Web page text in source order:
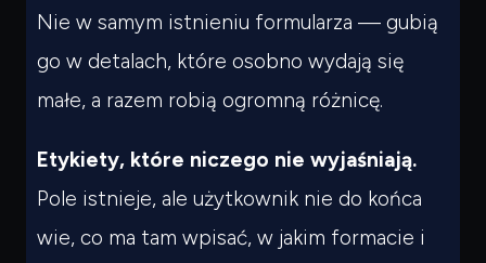
Nie w samym istnieniu formularza — gubią
go w detalach, które osobno wydają się
małe, a razem robią ogromną różnicę.
Etykiety, które niczego nie wyjaśniają.
Pole istnieje, ale użytkownik nie do końca
wie, co ma tam wpisać, w jakim formacie i